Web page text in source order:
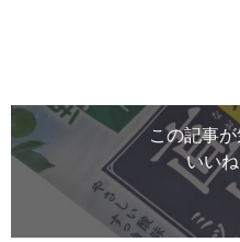
この記事
いい